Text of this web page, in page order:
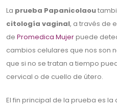
La prueba Papanicolaou
citología vaginal, a través de
de Promedica Mujerpuede
cambios celulares que nos son
que si no se tratan a tiempo
cervical o de cuello de útero.
El fin principal de la prueba es